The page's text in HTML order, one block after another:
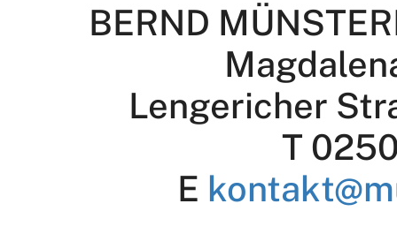
BERND
Lengericher
T
E